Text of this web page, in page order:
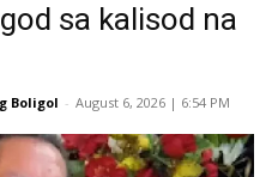
sa kalisod na
Boligol - August 6, 2026 | 6:54 PM